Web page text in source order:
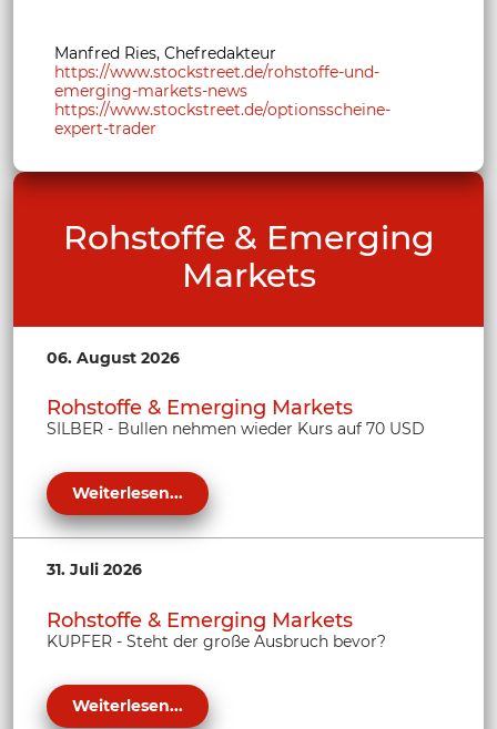
Manfred Ries, Chefredakteur
https://www.stockstreet.de/rohstoffe-und-
emerging-markets-news
https://www.stockstreet.de/optionsscheine-
expert-trader
Rohstoffe & Emerging
Markets
06. August 2026
Rohstoffe & Emerging Markets
SILBER - Bullen nehmen wieder Kurs auf 70 USD
Weiterlesen...
31. Juli 2026
Rohstoffe & Emerging Markets
KUPFER - Steht der große Ausbruch bevor?
Weiterlesen...